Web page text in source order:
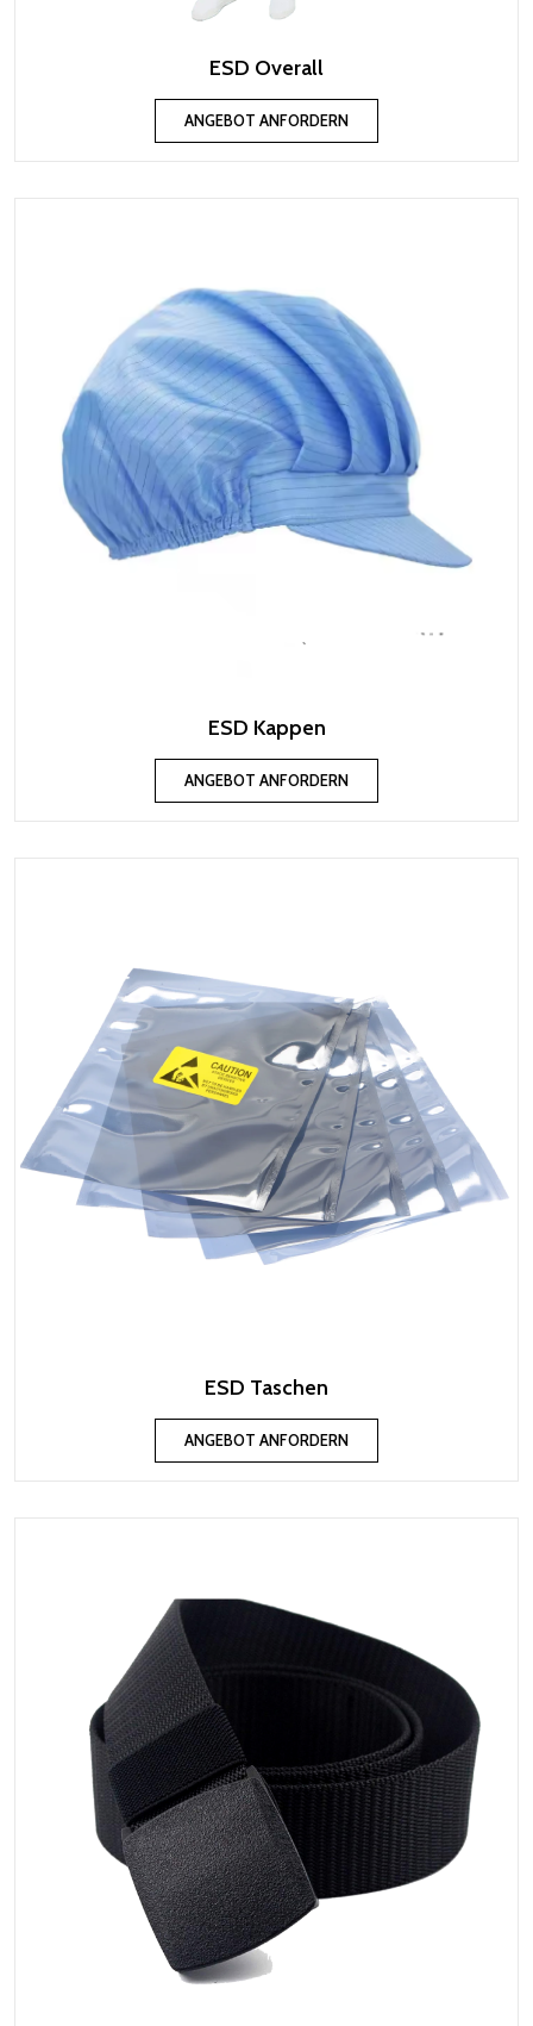
ESD Overall
ANGEBOT ANFORDERN
ESD Kappen
ANGEBOT ANFORDERN
ESD Taschen
ANGEBOT ANFORDERN